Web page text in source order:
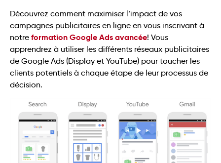
Découvrez comment maximiser l’impact de vos
campagnes publicitaires en ligne en vous inscrivant à
notre formation Google Ads avancée! Vous
apprendrez à utiliser les différents réseaux publicitaires
de Google Ads (Display et YouTube) pour toucher les
clients potentiels à chaque étape de leur processus de
décision.